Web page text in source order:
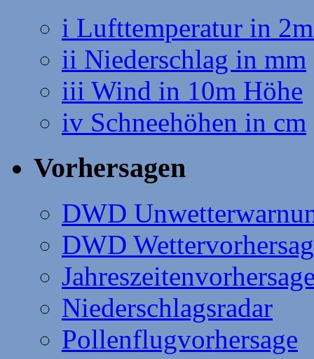
i Lufttemperatur in
ii Niederschlag in mm
iii Wind in 10m Höhe
iv Schneehöhen in cm
Vorhersagen
DWD
DWD
Niederschlagsradar
Pollenflugvorhersage